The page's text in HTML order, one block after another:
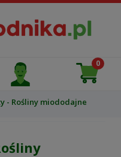
- Rośliny miododajne